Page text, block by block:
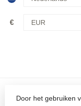
€
Door het gebruiken